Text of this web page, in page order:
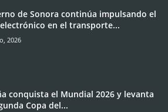
de Sonora continúa impulsando el
en el transporte...
2026
conquista el Mundial 2026 y levanta
Copa del...